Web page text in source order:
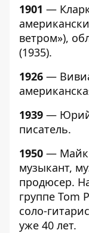
1901 —
ветром»),
(1935).
1926 —
1939 — Юрий
писатель.
1950 — Майк
музыкант,
продюсер.
группе Tom
соло-
уже 40 лет.